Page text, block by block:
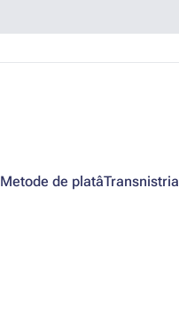
Metode de platâTransnistria